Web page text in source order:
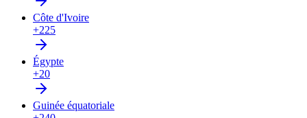
Côte d'Ivoire
+225
Égypte
+20
Guinée équatoriale